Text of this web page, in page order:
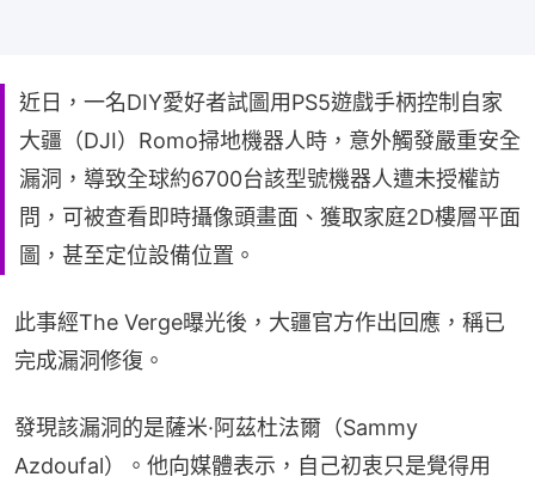
近日，一名DIY愛好者試圖用PS5遊戲手柄控制自家
大疆（DJI）Romo掃地機器人時，意外觸發嚴重安全
漏洞，導致全球約6700台該型號機器人遭未授權訪
問，可被查看即時攝像頭畫面、獲取家庭2D樓層平面
圖，甚至定位設備位置。
此事經The Verge曝光後，大疆官方作出回應，稱已
完成漏洞修復。
發現該漏洞的是薩米·阿茲杜法爾（Sammy
Azdoufal）。他向媒體表示，自己初衷只是覺得用